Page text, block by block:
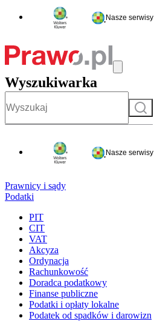
Nasze serwisy
Wyszukiwarka
Szukaj
Nasze serwisy
Prawnicy i sądy
Podatki
PIT
CIT
VAT
Akcyza
Ordynacja
Rachunkowość
Doradca podatkowy
Finanse publiczne
Podatki i opłaty lokalne
Podatek od spadków i darowizn